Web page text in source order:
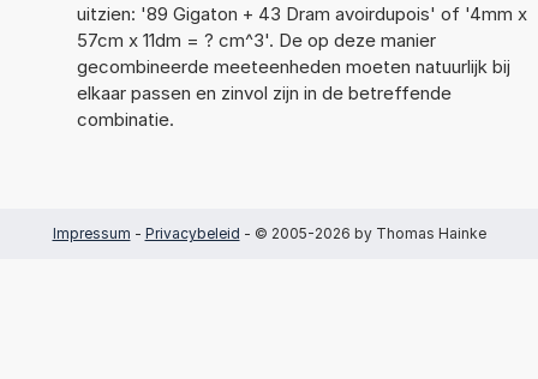
uitzien: '89 Gigaton + 43 Dram avoirdupois' of '4mm x
57cm x 11dm = ? cm^3'. De op deze manier
gecombineerde meeteenheden moeten natuurlijk bij
elkaar passen en zinvol zijn in de betreffende
combinatie.
Impressum - Privacybeleid - © 2005-2026 by Thomas Hainke